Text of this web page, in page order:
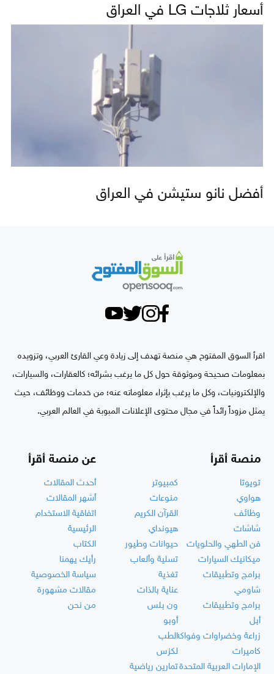
أسعار ثلاجات LG في العراق
أفضل نانو ستيشن في العراق
اقرأ السوق المفتوح هي منصة تهدف إلى زيادة وعي القارئ العربي، وتزويده
بمعلومات صحيحة وموثوقة حول كل ما يرغب بشرائه؛ كالعقارات، والسيارات،
والإلكترونيات، وكل ما يرغب بإثراء معلوماته عنه؛ من خدمات ووظائف، حيث
يمثل مزوداً رائداً في مجال محتوى الإعلانات المبوبة في العالم العربي.
منصة أقرأ
تويوتا
كمبيوتر
هواوي
منوعات
وظائف
القرآن الكريم
شاشات
هيونداي
فن الطهي والحلويات
حيوانات وطيور
ميكانيك السيارات
تسلية وألعاب
برامج وتطبيقات
تغذية
شاومي
عناية بالذات
برامج وتطبيقات
ون بلس
أبل
أوبو
زراعة وخضراوات وفواكهالطب
كاميرات
لكزس
الإمارات العربية المتحدةتمارين رياضية
عن منصة أقرأ
أحدث المقالات
أشهر المقالات
اتفاقية الاستخدام
الرئيسية
الكتاب
رأيك يهمنا
سياسة الخصوصية
مقالات مشهورة
من نحن